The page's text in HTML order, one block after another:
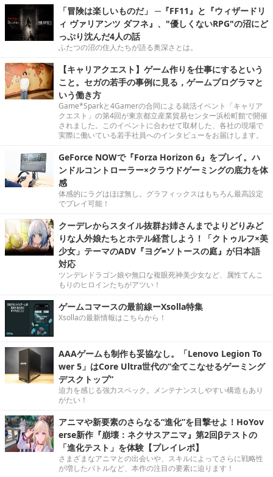
「冒険は楽しいものだ」 ─『FF11』と『ウィザードリ
ィ ヴァリアンツ ダフネ』、"優しくないRPG"の沼にど
っぷり沈んだ4人の話
ふたつの沼の住人たちが語る奥深さとは。
【キャリアクエスト】ゲーム作りを仕事にするという
こと。セガの若手の事例に見る，ゲームプログラマと
いう働き方
Game*Sparkと4Gamerの合同による就活イベント「キャリア
クエスト」の第4回が東京都立産業貿易センター浜松町館で開催
されました。このイベントに合わせて取材した、各社の現場で
実際に働いている若手社員へのインタビューをお届けします。
GeForce NOWで『Forza Horizon 6』をプレイ。ハ
ンドルコントローラー×クラウドゲーミングの底力を体
感
体感的にラグはほぼ無し。グラフィックスはもちろん最高設定
でプレイ可能！
クーデレからスタイル抜群お姉さんまでよりどりみど
りな人外娘たちとホテル経営しよう！「クトゥルフ×美
少女」テーマのADV『ヨグ=ソトースの庭』が日本語
対応
ツンデレドラゴン娘や無口な複眼死神美少女など、属性てんこ
もりのヒロインたちがアツい！
ゲームコマースの最前線ーXsolla特集
Xsollaの最新情報はこちらから！
AAAゲームも制作も妥協なし。「Lenovo Legion To
wer 5」はCore Ultra世代の“全てこなせるゲーミング
デスクトップ”
迫力を感じる強力スペック。メンテナンスしやすい構造もあり
がたい！
アニマや新要素のさらなる“進化”を目撃せよ！HoYov
erse新作『崩壊：ネクサスアニマ』第2回βテストの
「進化テスト」を体験【プレイレポ】
さまざまなアニマとの出会いや、スキルによってさらに戦略性
が増したバトルなど、本作の注目の要素に迫ります！